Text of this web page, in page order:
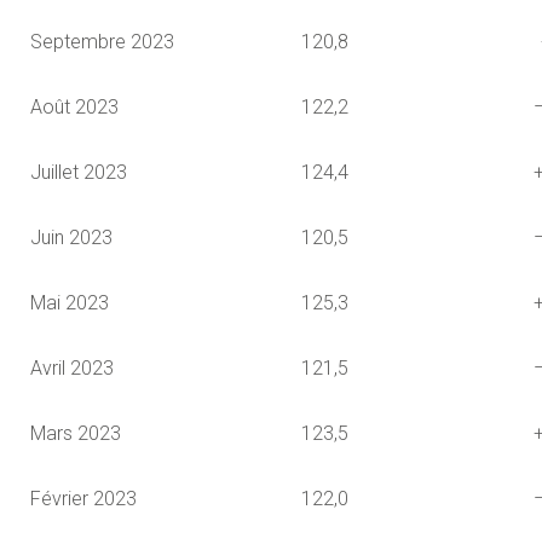
Septembre 2023 120,8
Août 2023 122,2
Juillet 2023 124,4
Juin 2023 120,5
Mai 2023 125,3
Avril 2023 121,5
Mars 2023 123,5
Février 2023 122,0